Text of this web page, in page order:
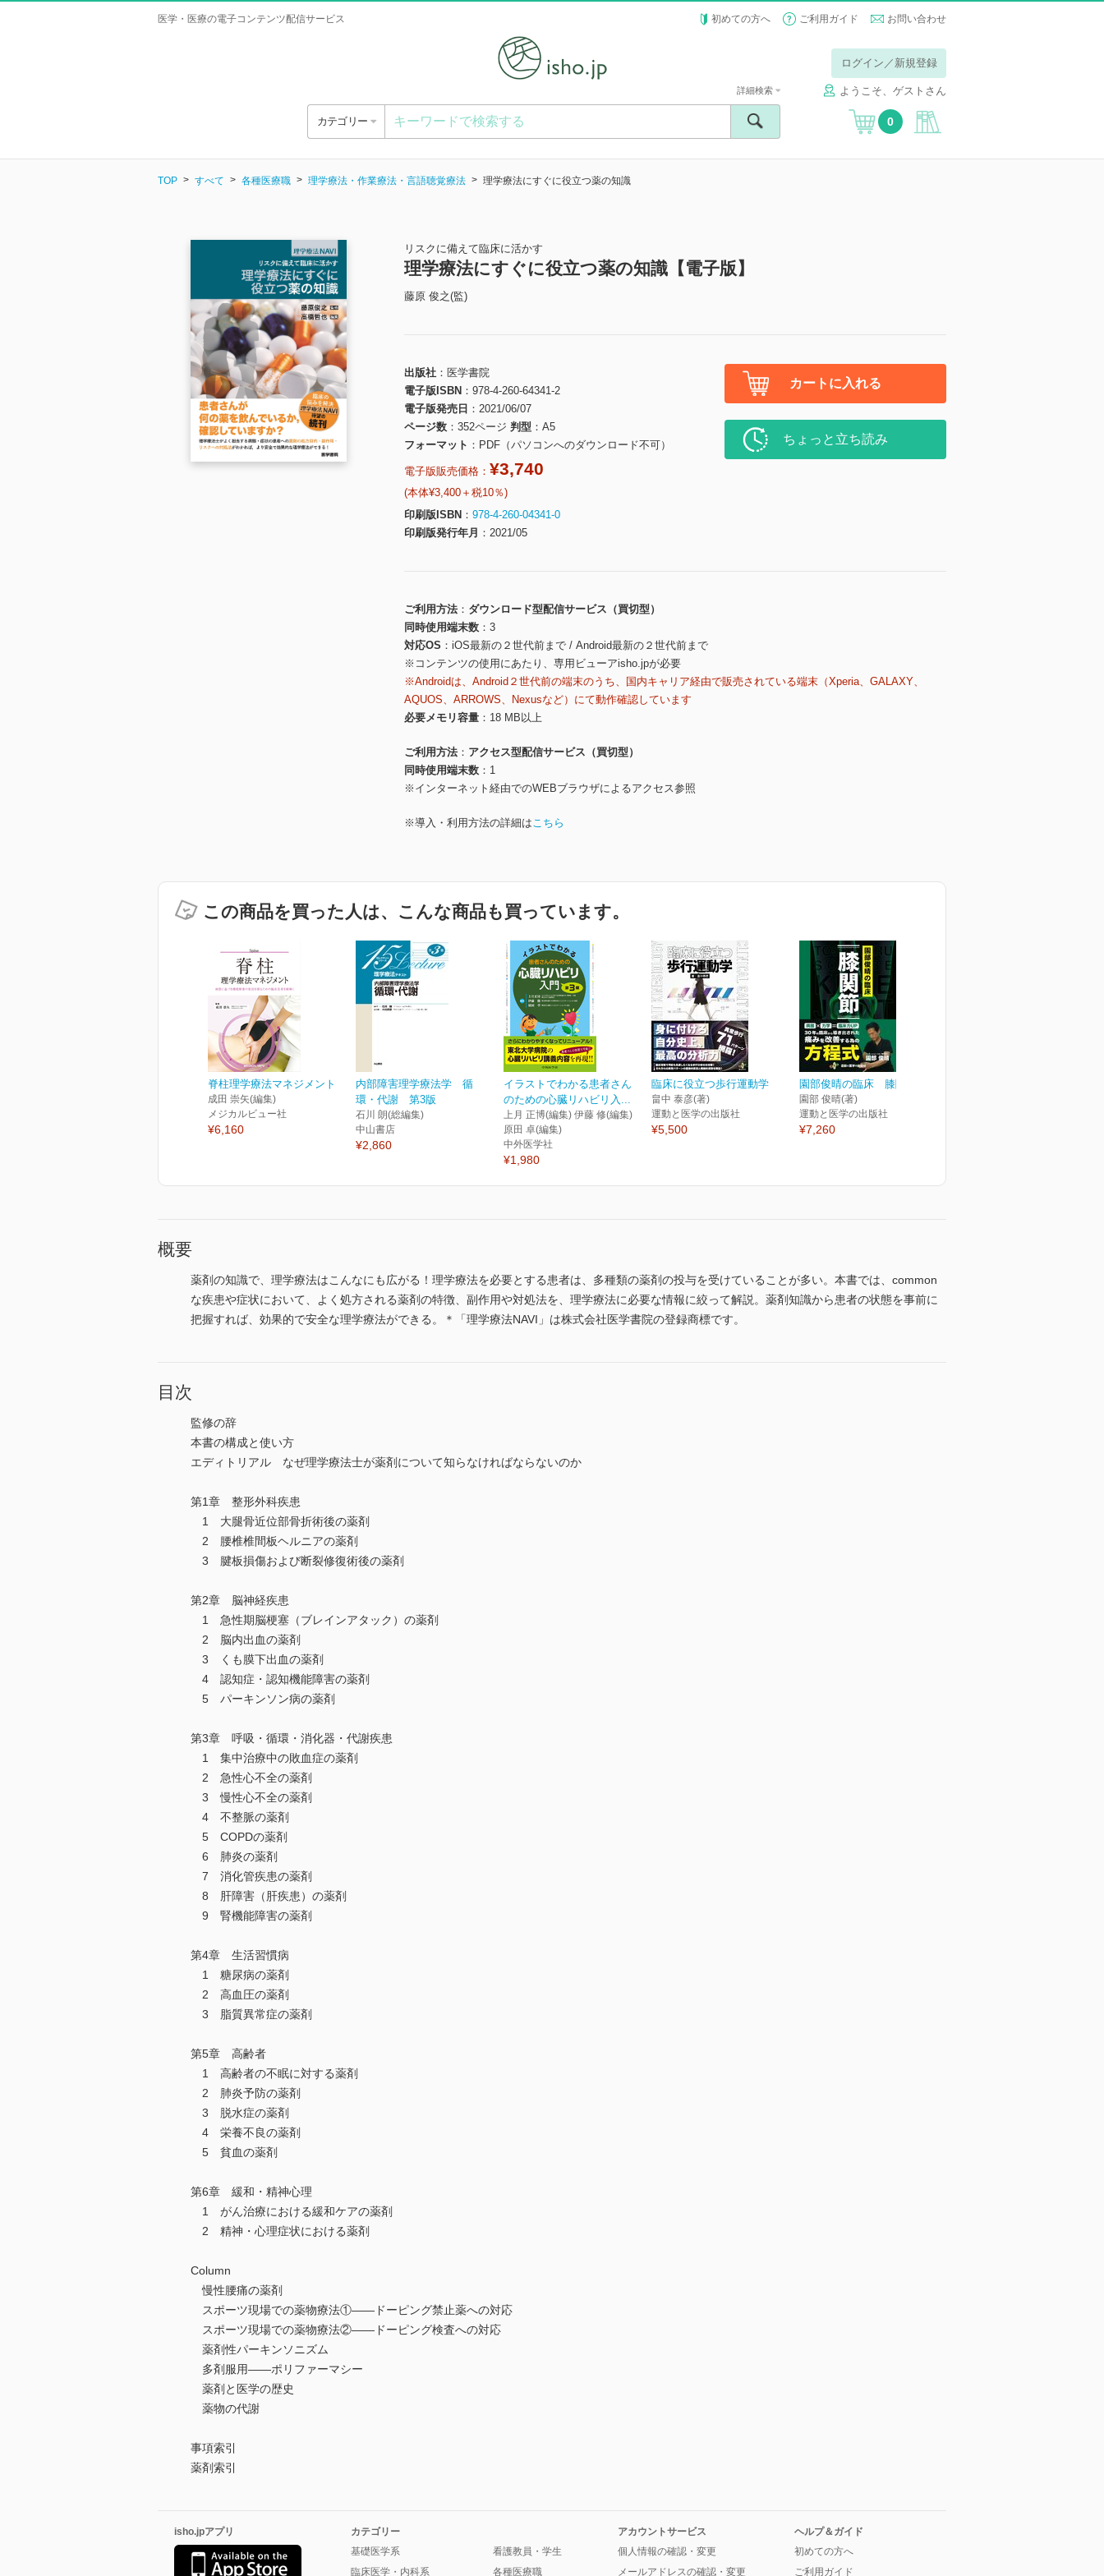
医学・医療の電子コンテンツ配信サービス 初めての方へ ご利用ガイド お問い合わせ
ログイン／新規登録
ようこそ、ゲストさん
カテゴリー
詳細検索
0
TOP すべて 各種医療職 理学療法・作業療法・言語聴覚療法 理学療法にすぐに役立つ薬の知識
リスクに備えて臨床に活かす
理学療法にすぐに役立つ薬の知識【電子版】
藤原 俊之(監)
出版社
医学書院
電子版ISBN
978-4-260-64341-2
電子版発売日
2021/06/07
ページ数
352ページ 判型
A5
フォーマット
PDF（パソコンへのダウンロード不可）
電子版販売価格： ¥3,740
(本体¥3,400＋税10％)
印刷版ISBN
978-4-260-04341-0
印刷版発行年月
2021/05
カートに入れる
ちょっと立ち読み
ご利用方法
ダウンロード型配信サービス（買切型）
同時使用端末数
3
対応OS
iOS最新の２世代前まで / Android最新の２世代前まで
※コンテンツの使用にあたり、専用ビューアisho.jpが必要
※Androidは、Android２世代前の端末のうち、国内キャリア経由で販売されている端末（Xperia、GALAXY、
AQUOS、ARROWS、Nexusなど）にて動作確認しています
必要メモリ容量
18 MB以上
ご利用方法
アクセス型配信サービス（買切型）
同時使用端末数
1
※インターネット経由でのWEBブラウザによるアクセス参照
※導入・利用方法の詳細はこちら
この商品を買った人は、こんな商品も買っています。
脊柱理学療法マネジメント
成田 崇矢(編集)
メジカルビュー社
¥6,160
内部障害理学療法学 循
環・代謝 第3版
石川 朗(総編集)
中山書店
¥2,860
イラストでわかる患者さん
のための心臓リハビリ入...
上月 正博(編集) 伊藤 修(編集)
原田 卓(編集)
中外医学社
¥1,980
臨床に役立つ歩行運動学
畠中 泰彦(著)
運動と医学の出版社
¥5,500
園部俊晴の臨床 膝関節
園部 俊晴(著)
運動と医学の出版社
¥7,260
概要
薬剤の知識で、理学療法はこんなにも広がる！理学療法を必要とする患者は、多種類の薬剤の投与を受けていることが多い。本書では、common
な疾患や症状において、よく処方される薬剤の特徴、副作用や対処法を、理学療法に必要な情報に絞って解説。薬剤知識から患者の状態を事前に
把握すれば、効果的で安全な理学療法ができる。＊「理学療法NAVI」は株式会社医学書院の登録商標です。
目次
監修の辞
本書の構成と使い方
エディトリアル なぜ理学療法士が薬剤について知らなければならないのか
第1章 整形外科疾患
1 大腿骨近位部骨折術後の薬剤
2 腰椎椎間板ヘルニアの薬剤
3 腱板損傷および断裂修復術後の薬剤
第2章 脳神経疾患
1 急性期脳梗塞（ブレインアタック）の薬剤
2 脳内出血の薬剤
3 くも膜下出血の薬剤
4 認知症・認知機能障害の薬剤
5 パーキンソン病の薬剤
第3章 呼吸・循環・消化器・代謝疾患
1 集中治療中の敗血症の薬剤
2 急性心不全の薬剤
3 慢性心不全の薬剤
4 不整脈の薬剤
5 COPDの薬剤
6 肺炎の薬剤
7 消化管疾患の薬剤
8 肝障害（肝疾患）の薬剤
9 腎機能障害の薬剤
第4章 生活習慣病
1 糖尿病の薬剤
2 高血圧の薬剤
3 脂質異常症の薬剤
第5章 高齢者
1 高齢者の不眠に対する薬剤
2 肺炎予防の薬剤
3 脱水症の薬剤
4 栄養不良の薬剤
5 貧血の薬剤
第6章 緩和・精神心理
1 がん治療における緩和ケアの薬剤
2 精神・心理症状における薬剤
Column
慢性腰痛の薬剤
スポーツ現場での薬物療法①――ドーピング禁止薬への対応
スポーツ現場での薬物療法②――ドーピング検査への対応
薬剤性パーキンソニズム
多剤服用――ポリファーマシー
薬剤と医学の歴史
薬物の代謝
事項索引
薬剤索引
isho.jpアプリ
カテゴリー
基礎医学系
臨床医学・内科系
看護教員・学生
各種医療職
アカウントサービス
個人情報の確認・変更
メールアドレスの確認・変更
ヘルプ＆ガイド
初めての方へ
ご利用ガイド